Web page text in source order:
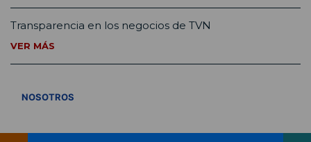
Transparencia en los negocios de TVN
VER MÁS
NOSOTROS